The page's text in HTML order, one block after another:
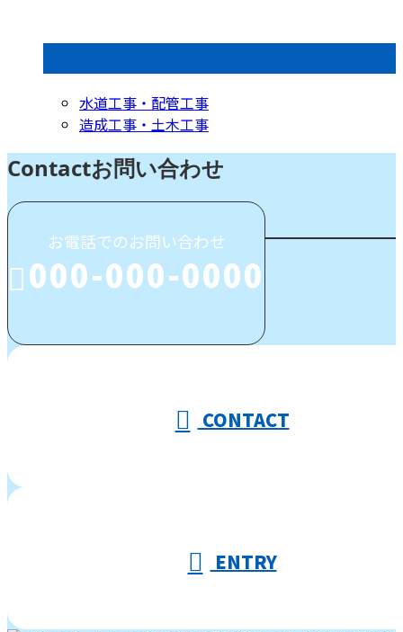
水道工事・配管工事
造成工事・土木工事
Contactお問い合わせ
お電話でのお問い合わせ
000-000-0000
CONTACT
ENTRY